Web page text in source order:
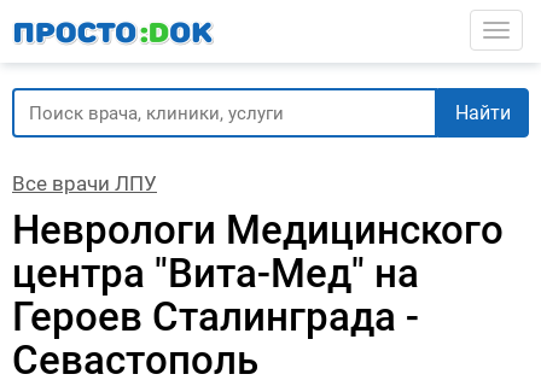
содержанию
Найти
Все врачи ЛПУ
Неврологи Медицинского
центра "Вита-Мед" на
Героев Сталинграда -
Севастополь